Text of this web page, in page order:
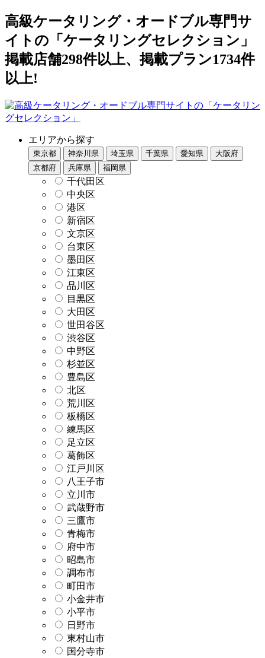
高級ケータリング・オードブル専門サ
イトの「ケータリングセレクション」
掲載店舗298件以上、掲載プラン1734件
以上!
エリアから探す
東京都 神奈川県 埼玉県 千葉県 愛知県
大阪府
京都府
兵庫県 福岡県
千代田区
中央区
港区
新宿区
文京区
台東区
墨田区
江東区
品川区
目黒区
大田区
世田谷区
渋谷区
中野区
杉並区
豊島区
北区
荒川区
板橋区
練馬区
足立区
葛飾区
江戸川区
八王子市
立川市
武蔵野市
三鷹市
青梅市
府中市
昭島市
調布市
町田市
小金井市
小平市
日野市
東村山市
国分寺市